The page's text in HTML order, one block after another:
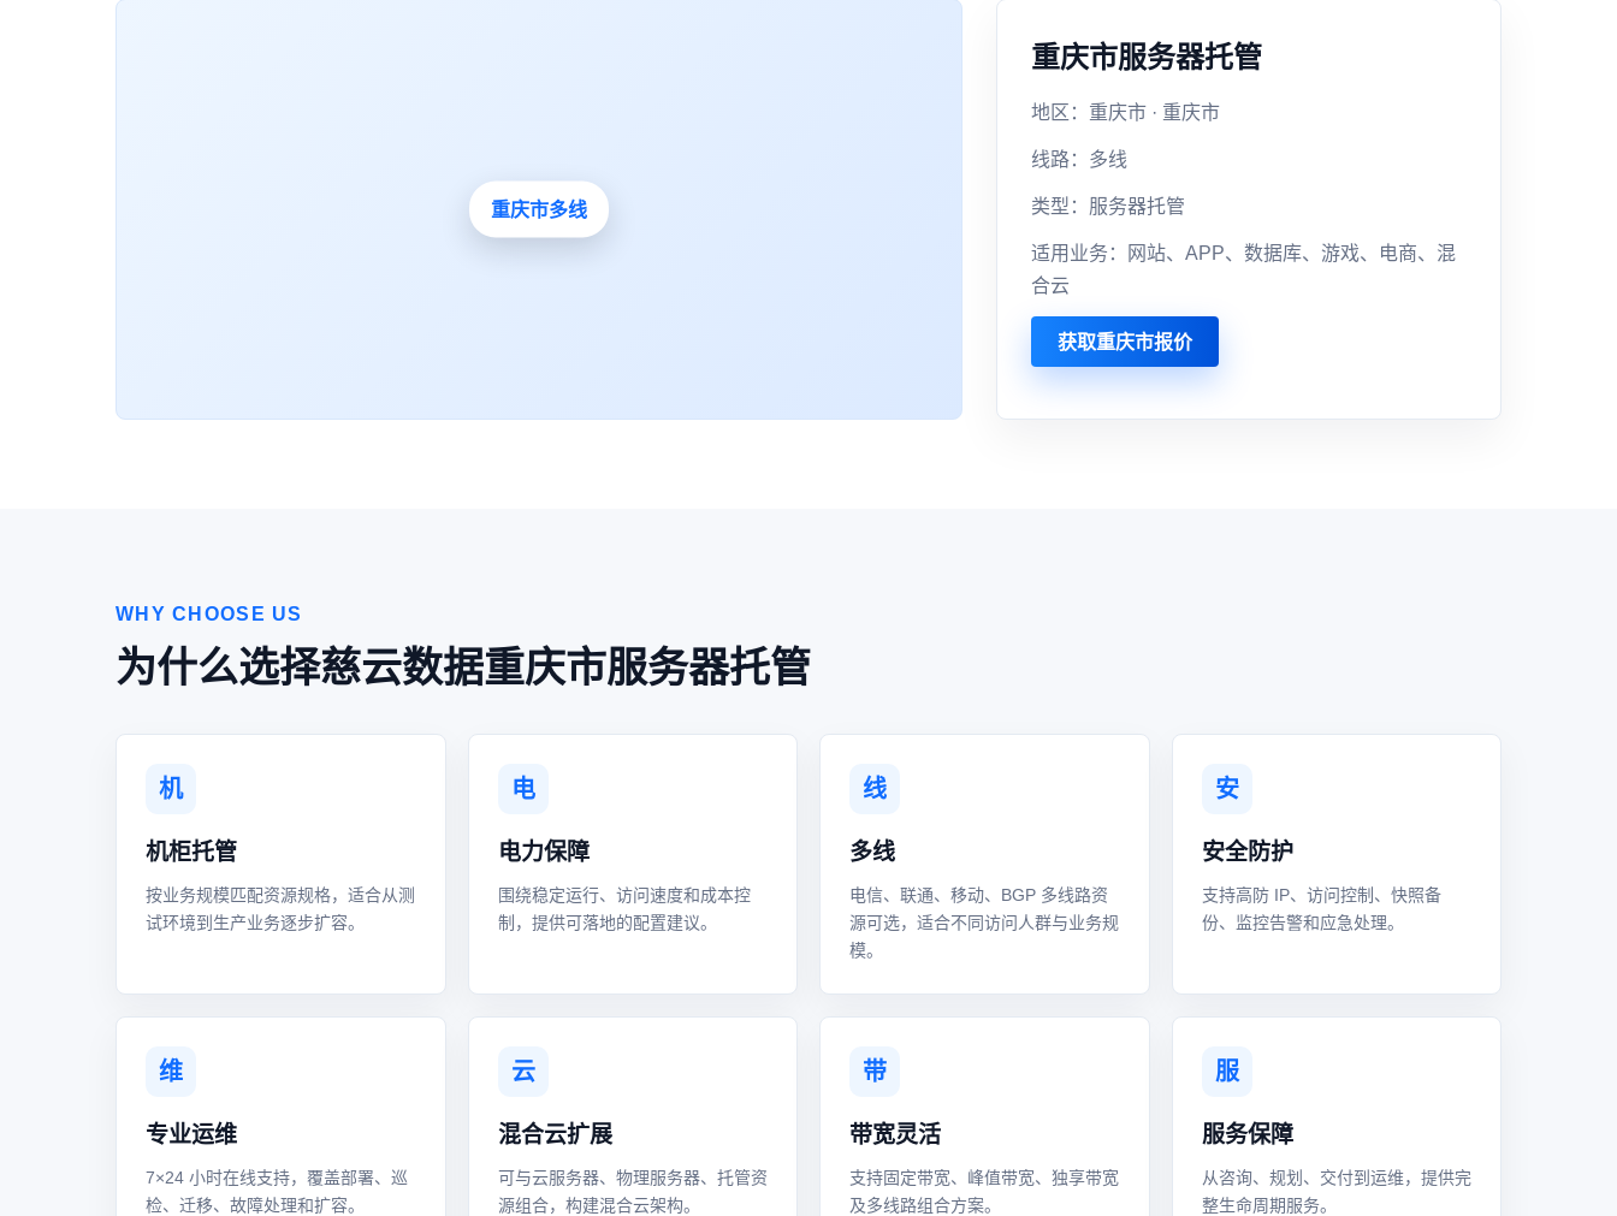
重庆市服务器托管
地区：重庆市 · 重庆市
线路：多线
类型：服务器托管
适用业务：网站、APP、数据库、游戏、电商、混
合云
获取重庆市报价
WHY CHOOSE US
为什么选择慈云数据重庆市服务器托管
机
机柜托管
按业务规模匹配资源规格，适合从测
试环境到生产业务逐步扩容。
电
电力保障
围绕稳定运行、访问速度和成本控
制，提供可落地的配置建议。
线
多线
电信、联通、移动、BGP 多线路资
源可选，适合不同访问人群与业务规
模。
安
安全防护
支持高防 IP、访问控制、快照备
份、监控告警和应急处理。
维
专业运维
7×24 小时在线支持，覆盖部署、巡
检、迁移、故障处理和扩容。
云
混合云扩展
可与云服务器、物理服务器、托管资
源组合，构建混合云架构。
带
带宽灵活
支持固定带宽、峰值带宽、独享带宽
及多线路组合方案。
服
服务保障
从咨询、规划、交付到运维，提供完
整生命周期服务。